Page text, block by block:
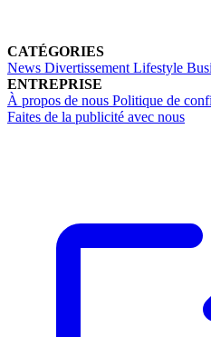
CATÉGORIES
News Divertissement Lifestyle
ENTREPRISE
À propos de nous Politique de
Faites de la publicité avec nous